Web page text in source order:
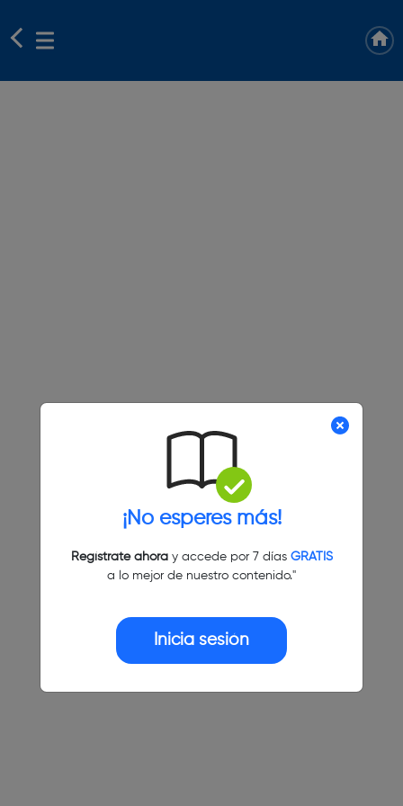
¡No esperes más!
Regístrate ahoray accede por 7 días GRATIS
a lo mejor de nuestro contenido."
Inicia sesión